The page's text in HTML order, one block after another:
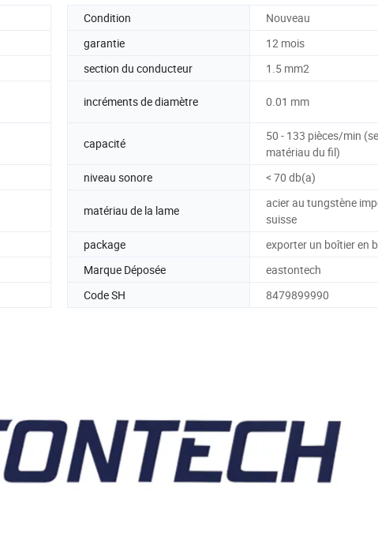
Condition
Nouveau
garantie
12 mois
section du conducteur 1.5 mm2
incréments de diamètre 0.01 mm
capacité
50 - 133 pièces/min
matériau du fil)
niveau sonore < 70 db(a)
matériau de la lame
acier au tungstène
suisse
package
exporter un boîtier en
Marque Déposée
eastontech
Code SH 8479899990